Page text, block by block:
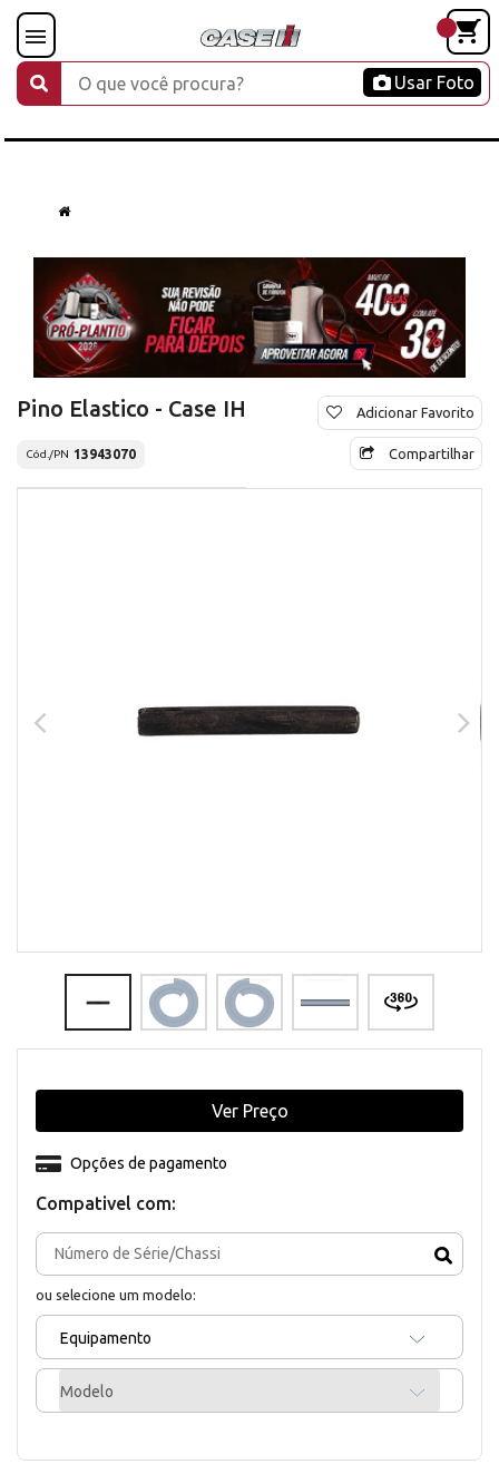
Usar Foto
Pino Elastico - Case IH
Cód./PN 13943070
Adicionar Favorito
Compartilhar
Compativel com:
ou selecione um modelo:
Equipamento
Modelo
Opções de pagamento
Ver Preço